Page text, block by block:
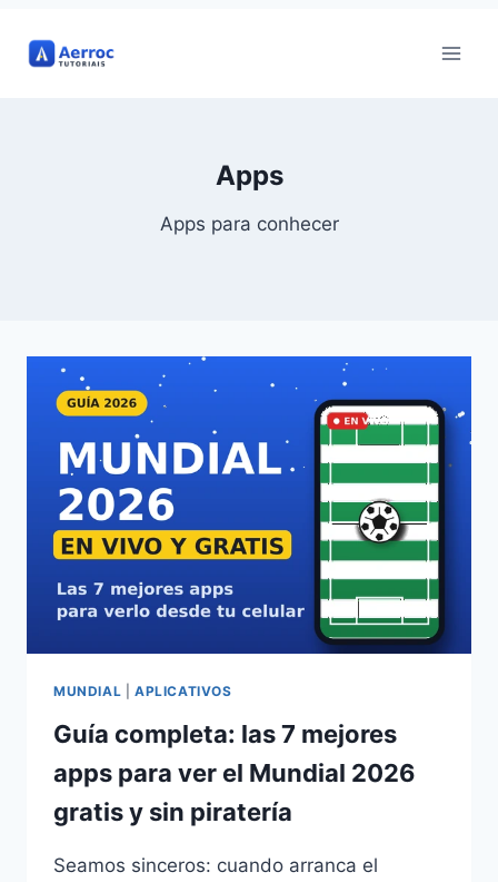
para
Apps
Apps para conhecer
MUNDIAL APLICATIVOS
Guía completa: las 7 mejores
apps para ver el Mundial 2026
gratis y sin piratería
Seamos sinceros: cuando arranca el